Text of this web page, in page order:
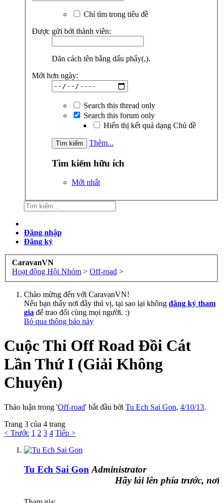
Chỉ tìm trong tiêu đề
Được gửi bởi thành viên:
Dãn cách tên bằng dấu phẩy(,).
Mới hơn ngày:
Search this thread only
Search this forum only
Hiển thị kết quả dạng Chủ đề
Thêm...
Tìm kiếm hữu ích
Mới nhất
Đăng nhập
Đăng ký
CaravanVN
Hoạt động Hội Nhóm > Off-road >
Chào mừng đến với CaravanVN!
Nếu bạn thấy nơi đây thú vị, tại sao lại không đăng ký tham
gia để trao đổi cùng mọi người. :)
Bỏ qua thông báo này
Cuộc Thi Off Road Đồi Cát
Lần Thứ I (Giải Không
Chuyên)
Thảo luận trong 'Off-road' bắt đầu bởi Tu Ech Sai Gon, 4/10/13.
Trang 3 của 4 trang
< Trước 1 2 3 4 Tiếp >
Tu Ech Sai Gon Administrator
Hãy lái lên phía trước, nơi